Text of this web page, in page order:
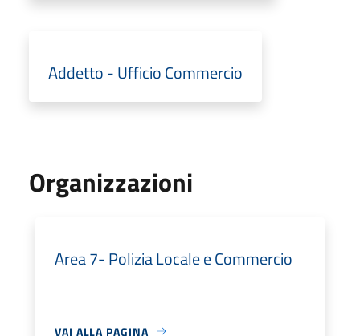
Addetto - Ufficio Commercio
Organizzazioni
Area 7- Polizia Locale e Commercio
VAI ALLA PAGINA